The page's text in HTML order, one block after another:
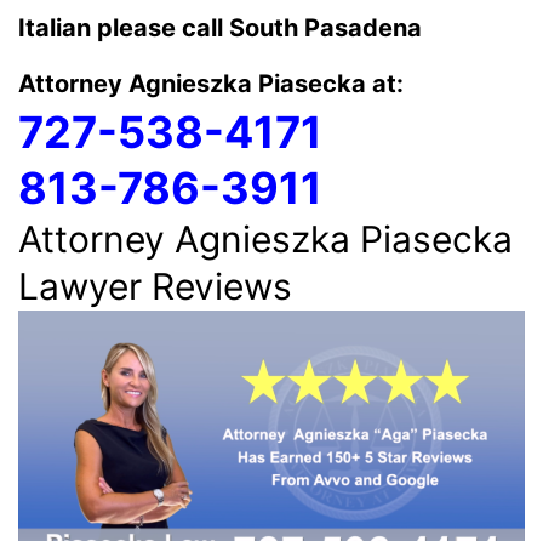
Italian please call South Pasadena
Attorney Agnieszka Piasecka at:
727-538-4171
813-786-3911
Attorney Agnieszka Piasecka
Lawyer Reviews